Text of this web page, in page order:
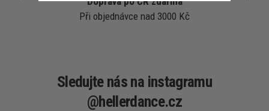
Při objednávce nad 3000 Kč
Sledujte nás na instagramu
@hellerdance.cz